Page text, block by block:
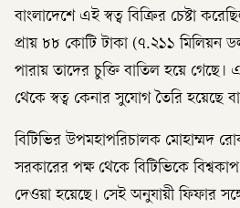
বাংলাদেশে এই স্বত্ব বিক্রির চেষ্টা
প্রায় ৮৮ কোটি টাকা (৭.২১১ মিলিয়ন
পারায় তাদের চুক্তি বাতিল হয়ে গেছে।
থেকে স্বত্ব কেনার সুযোগ তৈরি হয়েছে
বিটিভির উপমহাপরিচালক মোহাম্মদ
সরকারের পক্ষ থেকে বিটিভিকে বিশ্বকাপ
দেওয়া হয়েছে। সেই অনুযায়ী ফিফার